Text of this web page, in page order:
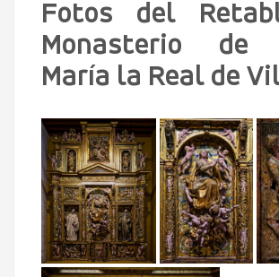
Fotos del
Monasterio de
María la Real de